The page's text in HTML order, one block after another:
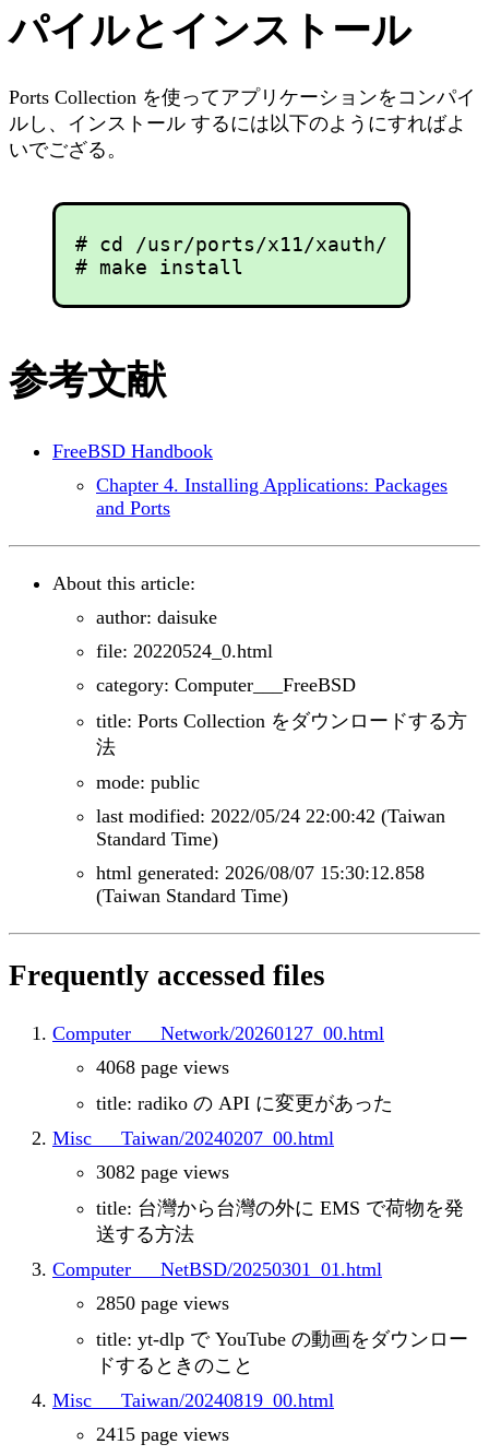
パイルとインストール
Ports Collection を使ってアプリケーションをコンパイ
ルし、インストール するには以下のようにすればよ
いでござる。
# cd /usr/ports/x11/xauth/
参考文献
FreeBSD Handbook
Chapter 4. Installing Applications: Packages
and Ports
About this article:
author: daisuke
file: 20220524_0.html
category: Computer___FreeBSD
title: Ports Collection をダウンロードする方
法
mode: public
last modified: 2022/05/24 22:00:42 (Taiwan
Standard Time)
html generated: 2026/08/07 15:30:12.858
(Taiwan Standard Time)
Frequently accessed files
Computer___Network/20260127_00.html
4068 page views
title: radiko の API に変更があった
Misc___Taiwan/20240207_00.html
3082 page views
title: 台灣から台灣の外に EMS で荷物を発
送する方法
Computer___NetBSD/20250301_01.html
2850 page views
title: yt-dlp で YouTube の動画をダウンロー
ドするときのこと
Misc___Taiwan/20240819_00.html
2415 page views